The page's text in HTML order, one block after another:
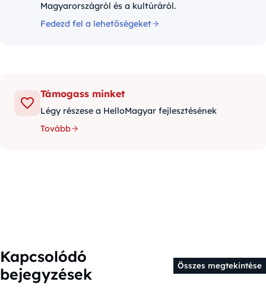
Magyarországról és a kultúráról.
Fedezd fel a lehetőségeket
Támogass minket
Légy részese a HelloMagyar fejlesztésének
Tovább
Kapcsolódó
bejegyzések
Összes megtekintése